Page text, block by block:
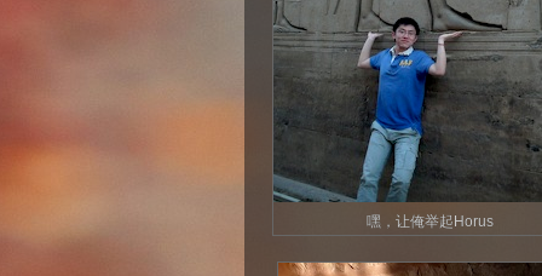
嘿，让俺举起Horus